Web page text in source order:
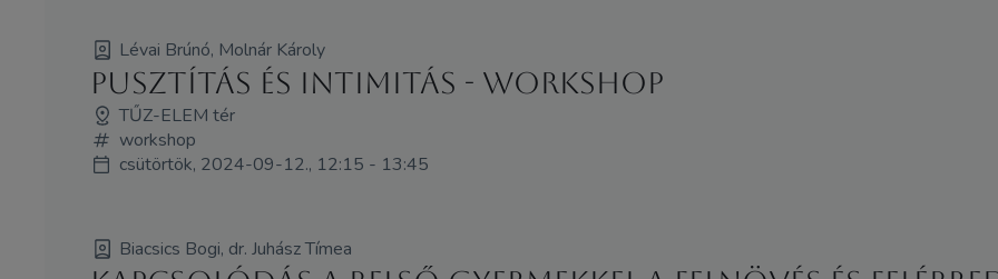
Lévai Brúnó, Molnár Károly
Pusztítás és intimitás - WORKSHOP
TŰZ-ELEM tér
workshop
csütörtök, 2024-09-12., 12:15 - 13:45
Biacsics Bogi, dr. Juhász Tímea